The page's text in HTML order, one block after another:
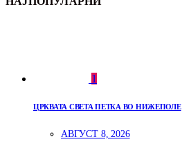
1
ЦРКВАТА СВЕТА ПЕТКА ВО НИЖЕПОЛЕ
АВГУСТ 8, 2026